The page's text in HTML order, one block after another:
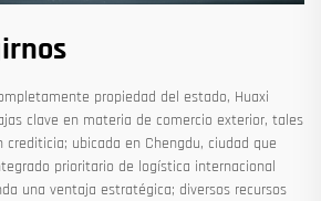
propiedad del estado, Huaxi
clave en materia de comercio exterior, tales
crediticia; ubicada en Chengdu, ciudad que
prioritario de logística internacional
una ventaja estratégica; diversos recursos